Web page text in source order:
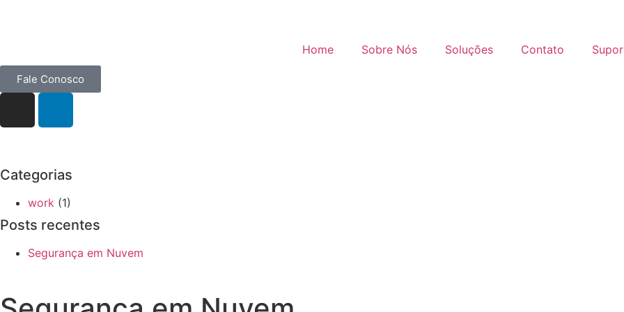
Home Sobre Nós Soluções Contato
Fale Conosco
Categorias
work (1)
Posts recentes
Segurança em Nuvem